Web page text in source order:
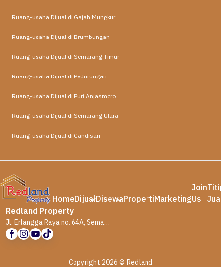
Ruang-usaha Dijual di Gajah Mungkur
Ruang-usaha Dijual di Brumbungan
Ruang-usaha Dijual di Semarang Timur
Ruang-usaha Dijual di Pedurungan
Ruang-usaha Dijual di Puri Anjasmoro
Ruang-usaha Dijual di Semarang Utara
Ruang-usaha Dijual di Candisari
HomeDijualDisewaPropertiMarketing
Join
Us
Redland Property
Jl. Erlangga Raya no. 64A, Semarang
Copyright 2026 © Redland